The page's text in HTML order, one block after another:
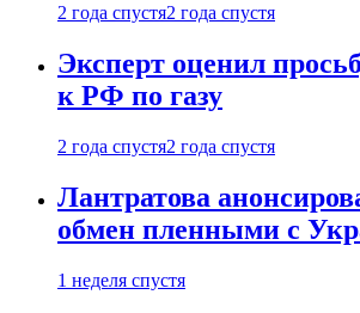
2 года спустя2 года спустя
Эксперт оценил
к РФ по газу
2 года спустя2 года спустя
Лантратова
обмен пленными с
1 неделя спустя